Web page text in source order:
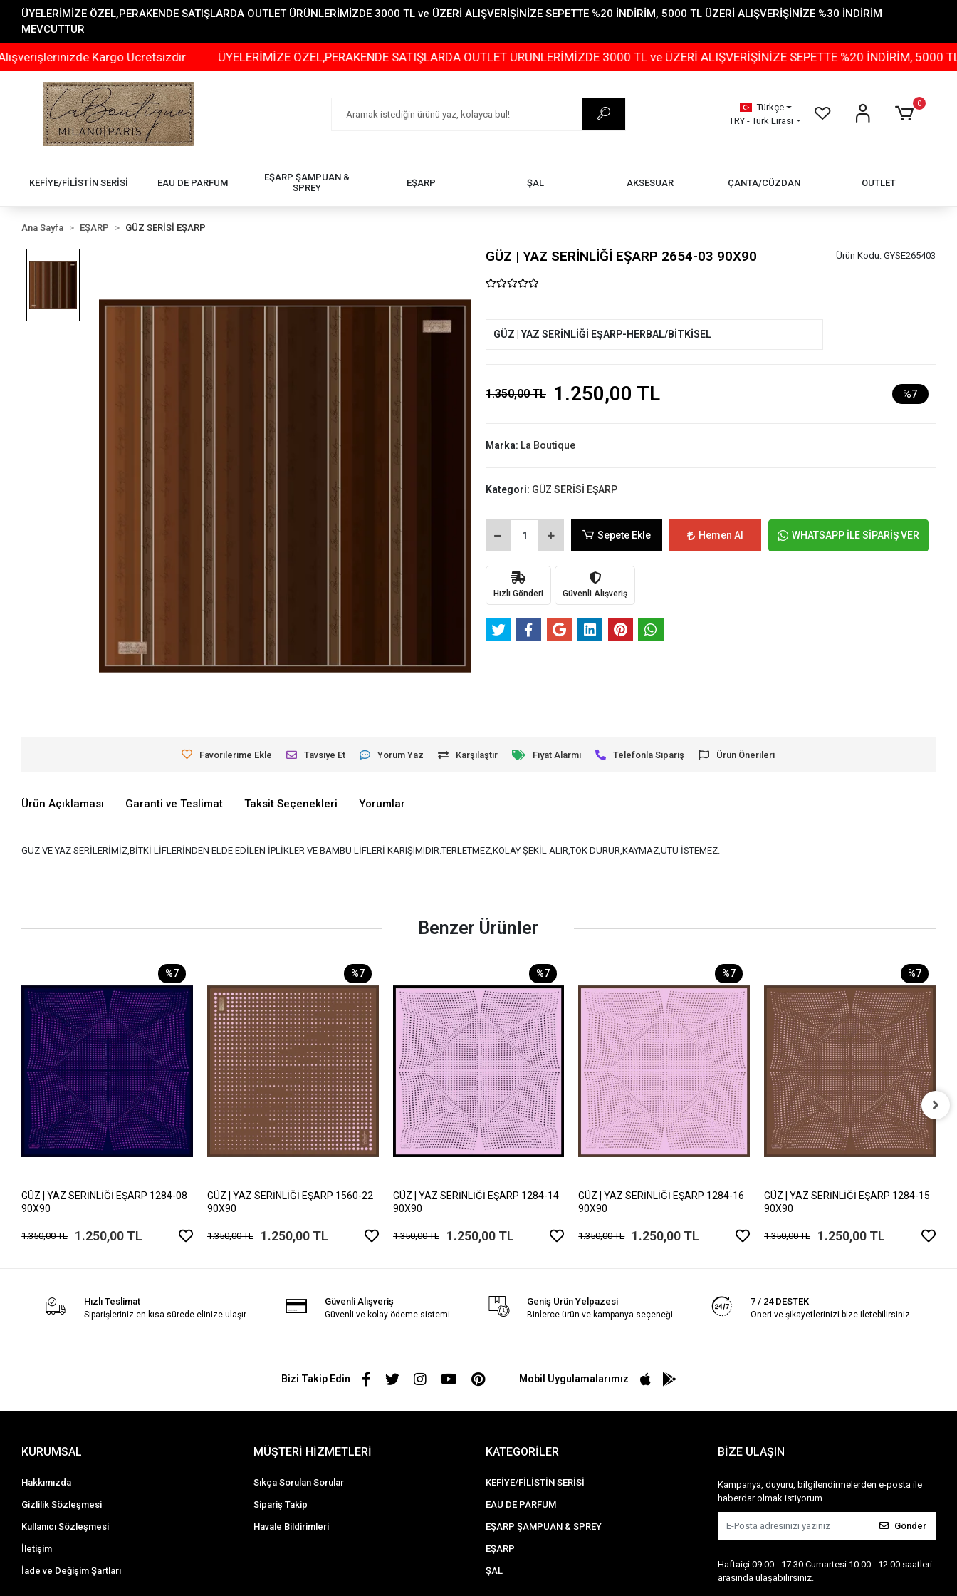
ÜYELERİMİZE ÖZEL,PERAKENDE SATIŞLARDA OUTLET ÜRÜNLERİMİZDE 3000 TL ve ÜZERİ ALIŞVERİŞİNİZE SEPETTE %20 İNDİRİM, 5000 TL ÜZERİ ALIŞVERİŞİNİZE %30 İNDİRİM
MEVCUTTUR
Kargo Ücretsizdir ÜYELERİMİZE ÖZEL,PERAKENDE SATIŞLARDA OUTLET ÜRÜNLERİMİZDE 3000 TL ve ÜZERİ ALIŞVERİŞİNİZE SEPETTE %20 İNDİRİM, 5000 TL
Türkçe
TRY - Türk Lirası
0
KEFİYE/FİLİSTİN SERİSİ EAU DE PARFUM
EŞARP ŞAMPUAN &
SPREY
EŞARP ŞAL AKSESUAR ÇANTA/CÜZDAN OUTLET
Ana Sayfa EŞARP GÜZ SERİSİ EŞARP
GÜZ | YAZ SERİNLİĞİ EŞARP 2654-03 90X90 Ürün Kodu: GYSE265403
GÜZ | YAZ SERİNLİĞİ EŞARP-HERBAL/BİTKİSEL
1.350,00 TL 1.250,00 TL %7
Marka: La Boutique
Kategori: GÜZ SERİSİ EŞARP
Sepete Ekle Hemen Al WHATSAPP İLE SİPARİŞ VER
Hızlı Gönderi Güvenli Alışveriş
Favorilerime Ekle Tavsiye Et Yorum Yaz Karşılaştır Fiyat Alarmı Telefonla Sipariş Ürün Önerileri
Ürün Açıklaması Garanti ve Teslimat Taksit Seçenekleri Yorumlar
GÜZ VE YAZ SERİLERİMİZ,BİTKİ LİFLERİNDEN ELDE EDİLEN İPLİKLER VE BAMBU LİFLERİ KARIŞIMIDIR.TERLETMEZ,KOLAY ŞEKİL ALIR,TOK DURUR,KAYMAZ,ÜTÜ İSTEMEZ.
Benzer Ürünler
%7
GÜZ | YAZ SERİNLİĞİ EŞARP 1284-08
90X90
1.350,00 TL 1.250,00 TL
%7
GÜZ | YAZ SERİNLİĞİ EŞARP 1560-22
90X90
1.350,00 TL 1.250,00 TL
%7
GÜZ | YAZ SERİNLİĞİ EŞARP 1284-14
90X90
1.350,00 TL 1.250,00 TL
%7
GÜZ | YAZ SERİNLİĞİ EŞARP 1284-16
90X90
1.350,00 TL 1.250,00 TL
%7
GÜZ | YAZ SERİNLİĞİ EŞARP 1284-15
90X90
1.350,00 TL 1.250,00 TL
Hızlı Teslimat
Siparişleriniz en kısa sürede elinize ulaşır.
Güvenli Alışveriş
Güvenli ve kolay ödeme sistemi
Geniş Ürün Yelpazesi
Binlerce ürün ve kampanya seçeneği
7 / 24 DESTEK
Öneri ve şikayetlerinizi bize iletebilirsiniz.
Bizi Takip Edin Mobil Uygulamalarımız
KURUMSAL
Hakkımızda
Gizlilik Sözleşmesi
Kullanıcı Sözleşmesi
İletişim
İade ve Değişim Şartları
MÜŞTERİ HİZMETLERİ
Sıkça Sorulan Sorular
Sipariş Takip
Havale Bildirimleri
KATEGORİLER
KEFİYE/FİLİSTİN SERİSİ
EAU DE PARFUM
EŞARP ŞAMPUAN & SPREY
EŞARP
ŞAL
BİZE ULAŞIN
Kampanya, duyuru, bilgilendirmelerden e-posta ile
haberdar olmak istiyorum.
Gönder
Haftaiçi 09:00 - 17:30 Cumartesi 10:00 - 12:00 saatleri
arasında ulaşabilirsiniz.